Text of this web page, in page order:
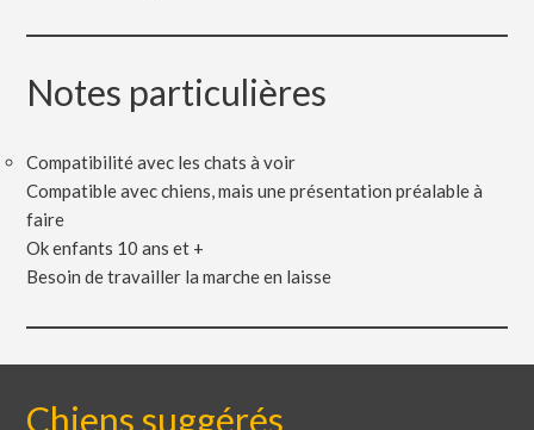
Notes particulières
Compatibilité avec les chats à voir
Compatible avec chiens, mais une présentation préalable à
faire
Ok enfants 10 ans et +
Besoin de travailler la marche en laisse
Chiens suggérés